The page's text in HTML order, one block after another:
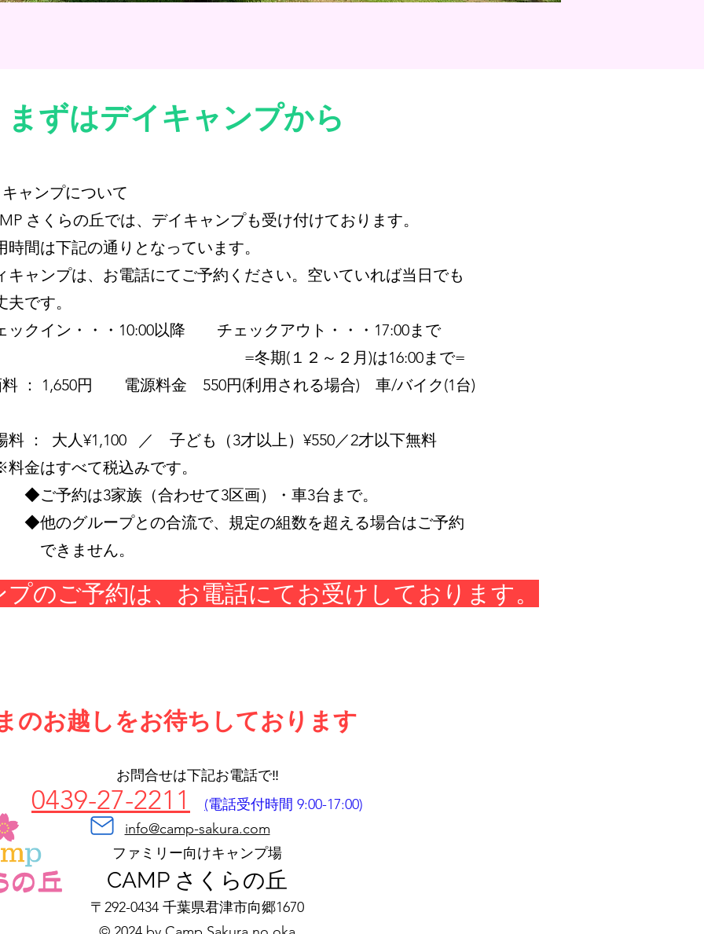
まずはデイキャンプから
ャンプについて
さくらの丘では、デイキャンプも受け付けております。
間は下記の通りとなっています。
ャンプは、お電話にてご予約ください。空いていれば当日でも
です。
クイン・・・10:00以降 チェックアウト・・・17:00まで
期(１２～２月)は16:00まで=
料 ： 1,650円 電源料金 550円(利用される場合) 車/バイク(1台)
： 大人¥1,100 ／ 子ども（3才以上）¥550／2才以下無料
はすべて税込みです。
約は3家族（合わせて3区画）・車3台まで。
グループとの合流で、規定の組数を超える場合はご予約
ません。
のご予約は、お電話にてお受けしております。
のお越しをお待ちしております
お問合せは下記お電話で‼️
0439-27-2211 (電話受付時間 9:00-17:00)
info@camp-sakura.com
​ファミリー向けキャンプ場
CAMP さくらの丘
〒292-0434 千葉県君津市向郷1670